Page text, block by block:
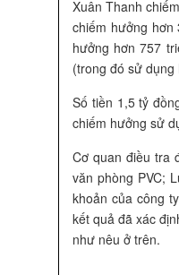
Xuân Thanh
chiếm hưởng hơn
hưởng hơn 757
(trong đó sử dụng
Số tiền 1,5 tỷ
chiếm hưởng sử
Cơ quan điều tra
văn phòng PVC;
khoản của công
kết quả đã xác
như nêu ở trên.